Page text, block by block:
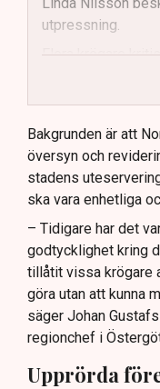
utpressning.
Flera krögare
Kommunen vill
uteserveringar.
Lindas Kula
sommaren.
Bakgrunden är att
översyn och
stadens
ska vara enhetliga
– Tidigare har det
godtycklighet kring
tillåtit vissa krögare
göra utan att kunna
säger Johan
regionchef i
Upprörda